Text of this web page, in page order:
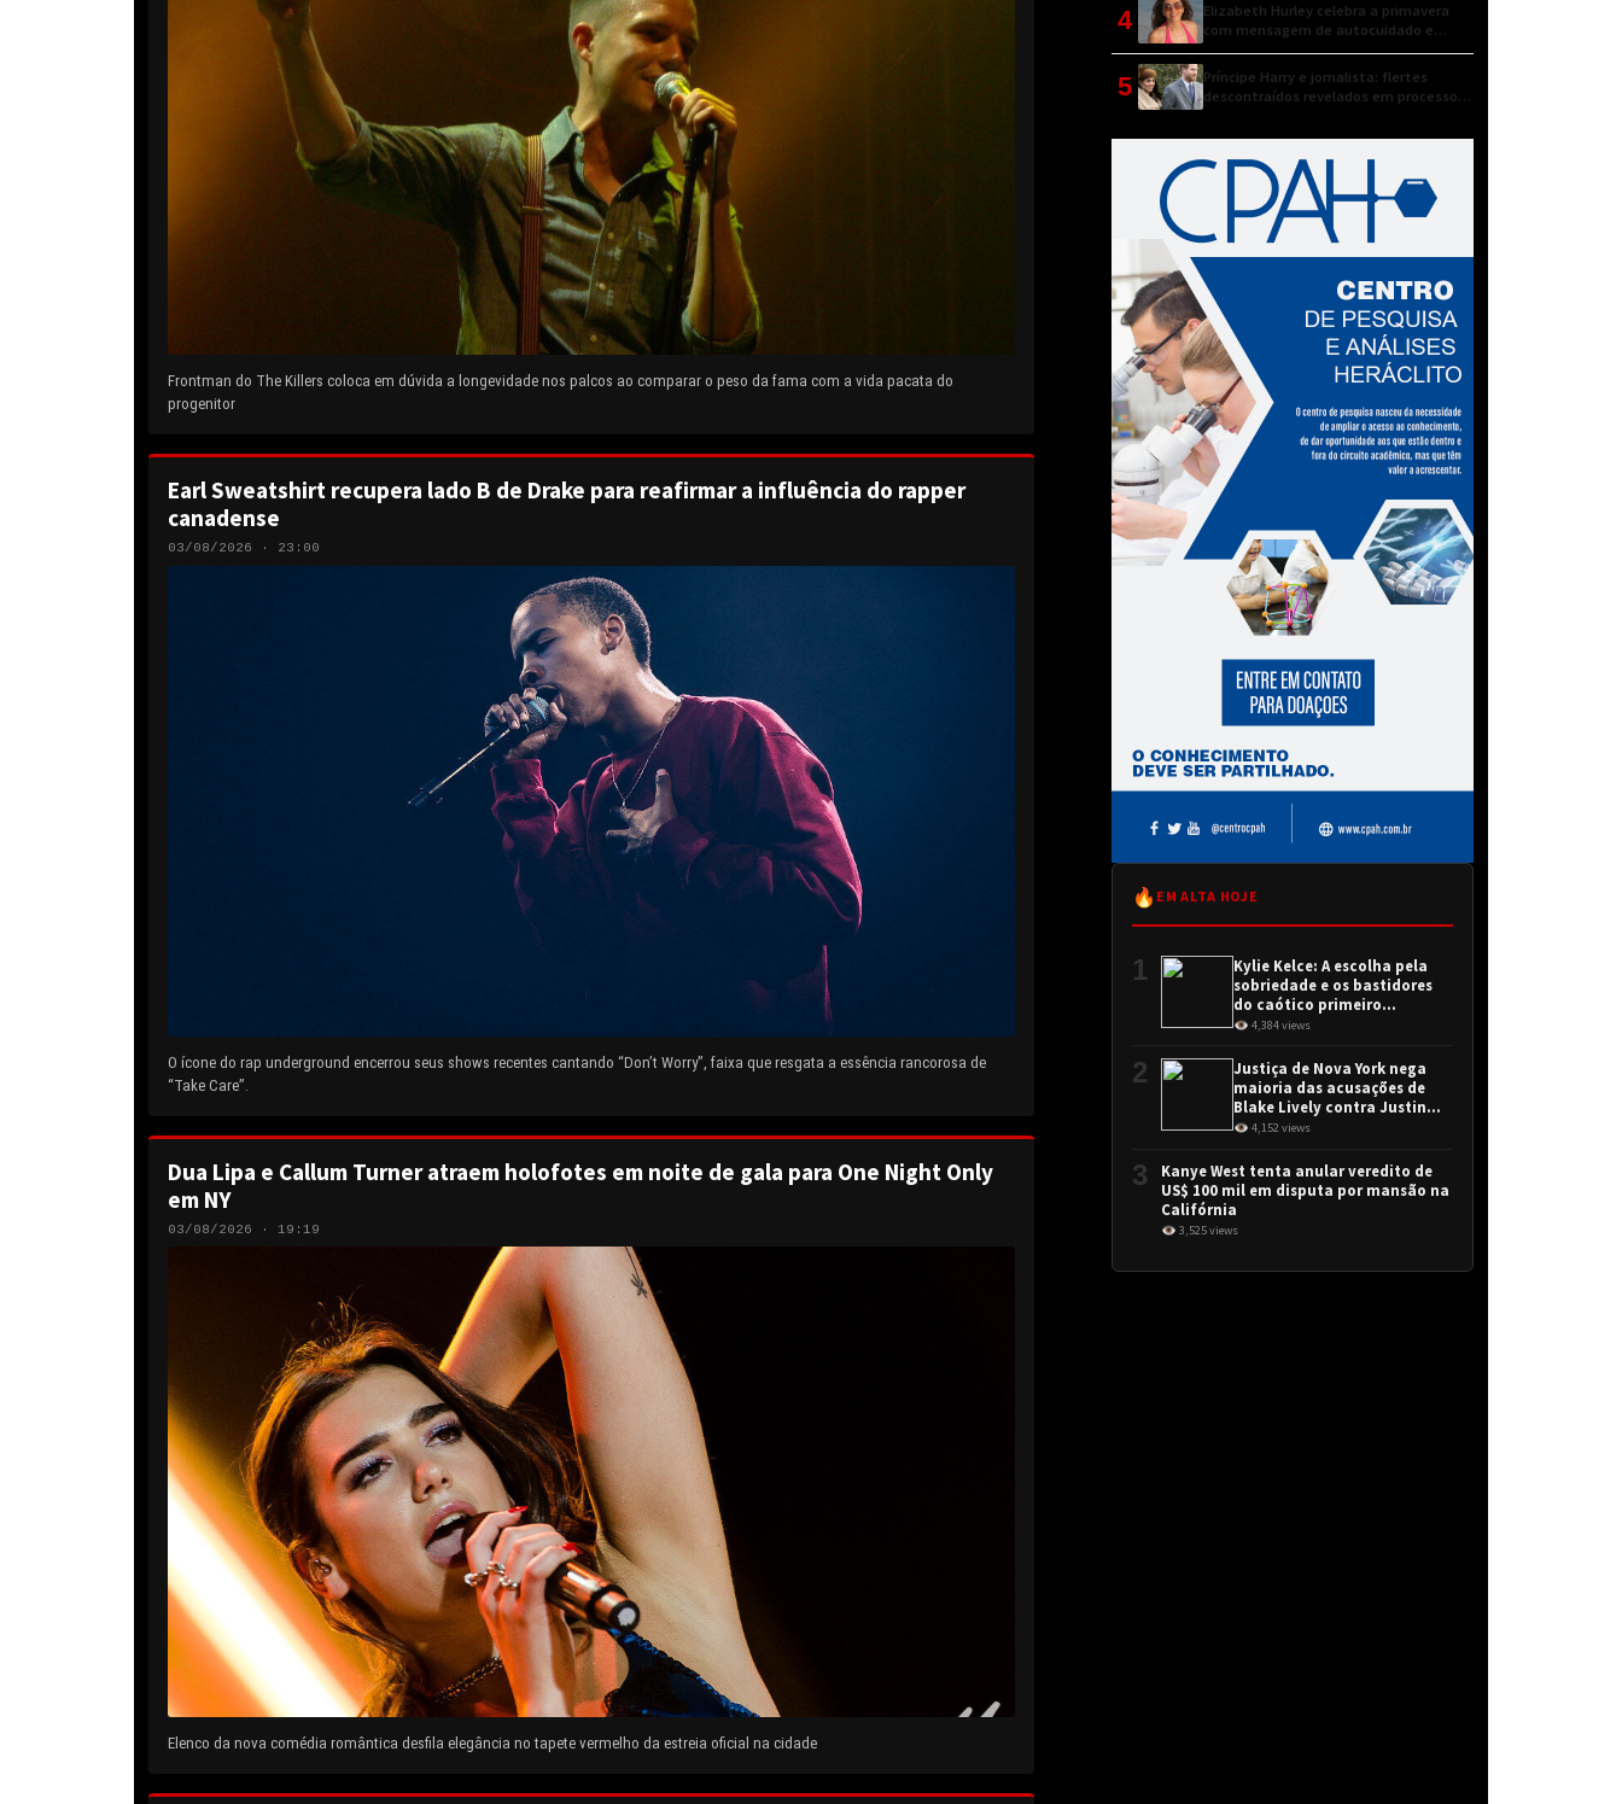
Frontman do The Killers coloca em dúvida a longevidade nos palcos ao comparar o peso da fama com a vida pacata do
progenitor
Earl Sweatshirt recupera lado B de Drake para reafirmar a influência do rapper
canadense
03/08/2026 · 23:00
O ícone do rap underground encerrou seus shows recentes cantando “Don’t Worry”, faixa que resgata a essência rancorosa de
“Take Care”.
Dua Lipa e Callum Turner atraem holofotes em noite de gala para One Night Only
em NY
03/08/2026 · 19:19
Elenco da nova comédia romântica desfila elegância no tapete vermelho da estreia oficial na cidade
4
Elizabeth Hurley celebra a primavera
com mensagem de autocuidado e
conexão natural
5
Príncipe Harry e jornalista: flertes
descontraídos revelados em processo
🔥 EM ALTA HOJE
1
Kylie Kelce: A escolha pela
sobriedade e os bastidores
do caótico primeiro
encontro
👁 4,384 views
2
Justiça de Nova York nega
maioria das acusações de
Blake Lively contra Justin
Baldoni
👁 4,152 views
3
Kanye West tenta anular veredito de
US$ 100 mil em disputa por mansão na
Califórnia
👁 3,525 views